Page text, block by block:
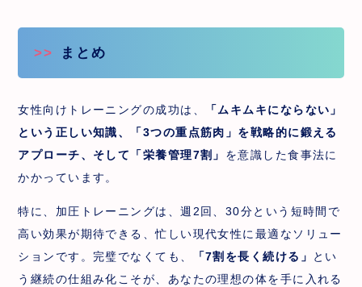
まとめ
女性向けトレーニングの成功は、
「ムキムキにならない」
という正しい知識、「3つの重点筋肉」を戦略的に鍛える
アプローチ、そして「栄養管理7割」 を意識した食事法に
かかっています。
特に、加圧トレーニングは、週2回、30分という短時間で
高い効果が期待できる、忙しい現代女性に最適なソリュー
ションです。完璧でなくても、
「7割を長く続ける」
とい
う継続の仕組み化こそが、あなたの理想の体を手に入れる